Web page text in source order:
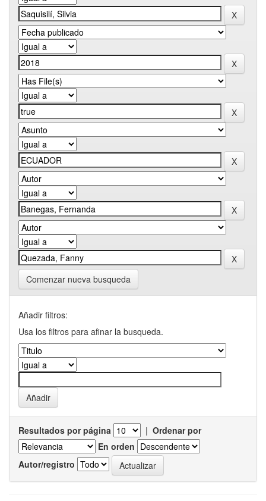
Comenzar nueva busqueda
Añadir filtros:
Usa los filtros para afinar la busqueda.
Resultados por página | Ordenar por
En orden
Autor/registro